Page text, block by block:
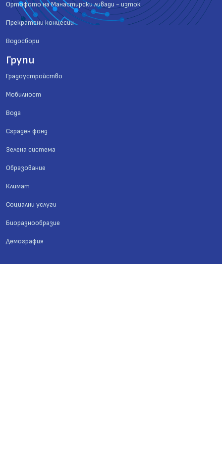
Ортофото на Манастирски ливади - изток
Прекратени концесии
Водосбори
Групи
Градоустройство
Мобилност
Вода
Сграден фонд
Зелена система
Образование
Климат
Социални услуги
Биоразнообразие
Демография